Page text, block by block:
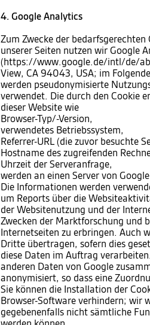
4. Google Analytics
Zum Zwecke der
unserer Seiten nutzen wir Google
(https://www.google.de/intl/de/
View, CA 94043, USA; im
werden pseudonymisierte
verwendet. Die durch den Cookie
dieser Website wie
Browser-Typ/-Version,
verwendetes Betriebssystem,
Referrer-URL (die zuvor besuchte
Hostname des zugreifenden
Uhrzeit der Serveranfrage,
werden an einen Server von
Die Informationen werden
um Reports über die
der Websitenutzung und der
Zwecken der Marktforschung und
Internetseiten zu erbringen. Auch
Dritte übertragen, sofern dies
diese Daten im Auftrag
anderen Daten von Google
anonymisiert, so dass eine
Sie können die Installation der
Browser-Software verhindern; wir
gegebenenfalls nicht sämtliche